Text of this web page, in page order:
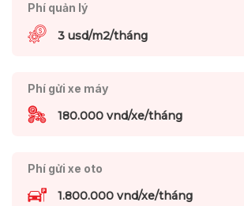
Phí quản lý
3 usd/m2/tháng
Phí gửi xe máy
180.000 vnd/xe/tháng
Phí gửi xe oto
1.800.000 vnd/xe/tháng